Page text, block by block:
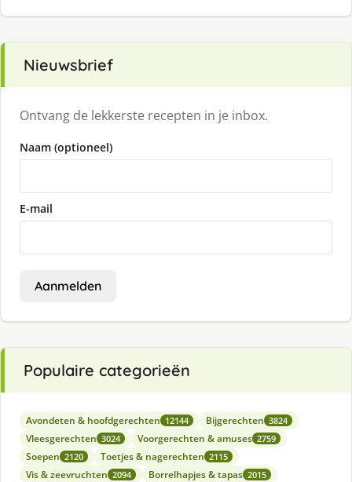
Nieuwsbrief
Ontvang de lekkerste recepten in je inbox.
Naam (optioneel)
E-mail
Aanmelden
Populaire categorieën
Avondeten & hoofdgerechten 12144 Bijgerechten 3824
Vleesgerechten 3024 Voorgerechten & amuses 2759
Soepen 2120 Toetjes & nagerechten 2115
Vis & zeevruchten 2094 Borrelhapjes & tapas 2015